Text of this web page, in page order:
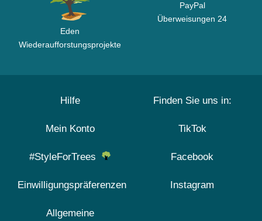
Eden
Wiederaufforstungsprojekte
PayPal
Überweisungen 24
Hilfe
Mein Konto
#StyleForTrees
Einwilligungspräferenzen
Allgemeine
Finden Sie uns in:
TikTok
Facebook
Instagram